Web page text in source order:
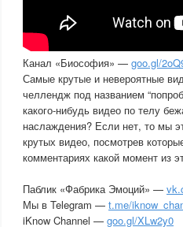
Канал «Биософия» — goo.gl/
Самые крутые и невероятные
челлендж под названием
какого-нибудь видео по телу
наслаждения? Если нет, то мы
крутых видео, посмотрев
комментариях какой момент из
Паблик «Фабрика Эмоций» —
Мы в Telegram — t.me/
iKnow Channel — goo.gl/XLw2y0